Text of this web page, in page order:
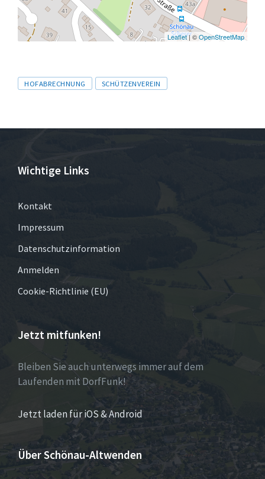
Leaflet| ©OpenStreetMap
Tags
HOFABRECHNUNG SCHÜTZENVEREIN
Wichtige Links
Kontakt
Impressum
Datenschutzinformation
Anmelden
Cookie-Richtlinie (EU)
Jetzt mitfunken!
Bleiben Sie auch unterwegs immer auf dem
Laufenden mit DorfFunk!
Jetzt laden für iOS & Android
Über Schönau-Altwenden